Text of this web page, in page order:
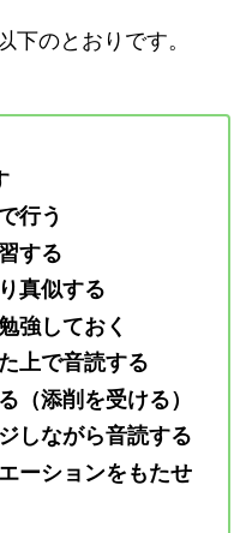
下のとおりです。
行う
する
真似する
強しておく
上で音読する
（添削を受ける）
しながら音読する
ーションをもたせ